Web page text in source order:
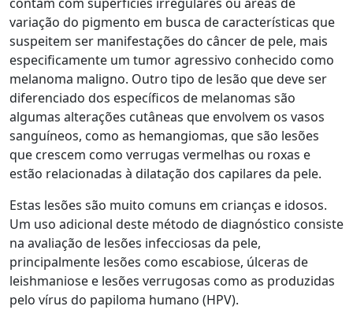
contam com superfícies irregulares ou áreas de
variação do pigmento em busca de características que
suspeitem ser manifestações do câncer de pele, mais
especificamente um tumor agressivo conhecido como
melanoma maligno. Outro tipo de lesão que deve ser
diferenciado dos específicos de melanomas são
algumas alterações cutâneas que envolvem os vasos
sanguíneos, como as hemangiomas, que são lesões
que crescem como verrugas vermelhas ou roxas e
estão relacionadas à dilatação dos capilares da pele.
Estas lesões são muito comuns em crianças e idosos.
Um uso adicional deste método de diagnóstico consiste
na avaliação de lesões infecciosas da pele,
principalmente lesões como escabiose, úlceras de
leishmaniose e lesões verrugosas como as produzidas
pelo vírus do papiloma humano (HPV).